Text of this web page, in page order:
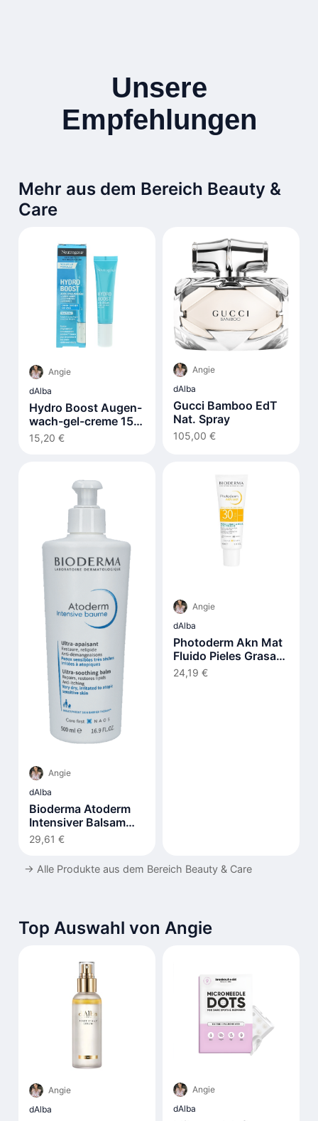
Unsere
Empfehlungen
Mehr aus dem Bereich Beauty &
Care
Angie
dAlba
Hydro Boost Augen-
wach-gel-creme 15
ml
15,20 €
Angie
dAlba
Gucci Bamboo EdT
Nat. Spray
105,00 €
Angie
dAlba
Bioderma Atoderm
Intensiver Balsam
500ml
29,61 €
Angie
dAlba
Photoderm Akn Mat
Fluido Pieles Grasas
Y Acnéicas Spf30 40
24,19 €
→ Alle Produkte aus dem Bereich Beauty & Care
Top Auswahl von Angie
Angie
dAlba
Angie
dAlba